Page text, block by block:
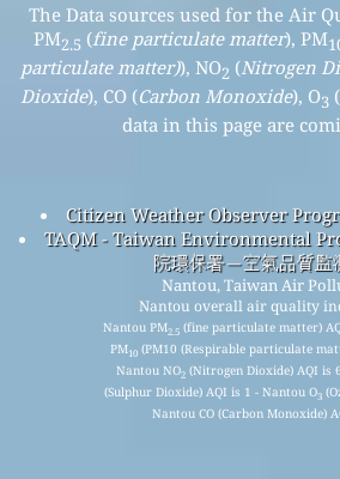
The Data sources used for the Air
PM2.5 (fine particulate matter), PM
particulate matter)), NO2 (Nitrogen
Dioxide), CO (Carbon Monoxide), O3 (
data in this page are
Citizen Weather Observer
TAQM - Taiwan Environmental
院環保署－空氣品質監
Nantou, Taiwan Air
Nantou overall air quality
Nantou PM2.5 (fine particulate matter)
PM10(PM10 (Respirable particulate
Nantou NO2 (Nitrogen Dioxide) AQI is
(Sulphur Dioxide) AQI is 1 - Nantou O3
Nantou CO (Carbon Monoxide)